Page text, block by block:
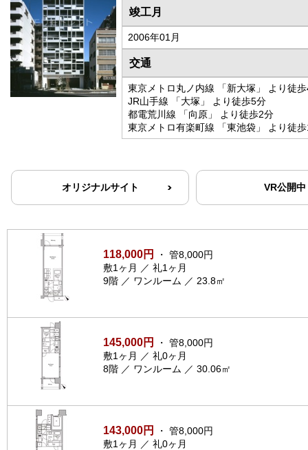
竣工月
2006年01月
交通
東京メトロ丸ノ内線 「新大塚」 より徒
JR山手線 「大塚」 より徒歩5分
都電荒川線 「向原」 より徒歩2分
東京メトロ有楽町線 「東池袋」 より徒
オリジナルサイト VR公開中
118,000円
・ 管8,000円
敷1ヶ月 ／ 礼1ヶ月
9階 ／ ワンルーム ／ 23.8㎡
145,000円
・ 管8,000円
敷1ヶ月 ／ 礼0ヶ月
8階 ／ ワンルーム ／ 30.06㎡
143,000円
・ 管8,000円
敷1ヶ月 ／ 礼0ヶ月